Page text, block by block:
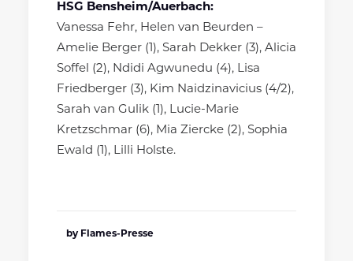
HSG Bensheim/Auerbach:
Vanessa Fehr, Helen van Beurden –
Amelie Berger (1), Sarah Dekker (3), Alicia
Soffel (2), Ndidi Agwunedu (4), Lisa
Friedberger (3), Kim Naidzinavicius (4/2),
Sarah van Gulik (1), Lucie-Marie
Kretzschmar (6), Mia Ziercke (2), Sophia
Ewald (1), Lilli Holste.
by Flames-Presse